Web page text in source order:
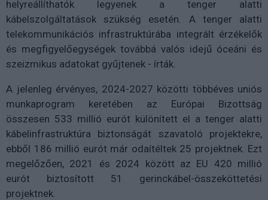
helyreállíthatók legyenek a tenger alatti
kábelszolgáltatások szükség esetén. A tenger alatti
telekommunikációs infrastruktúrába integrált érzékelők
és megfigyelőegységek továbbá valós idejű óceáni és
szeizmikus adatokat gyűjtenek - írták.
A jelenleg érvényes, 2024-2027 közötti többéves uniós
munkaprogram keretében az Európai Bizottság
összesen 533 millió eurót különített el a tenger alatti
kábelinfrastruktúra biztonságát szavatoló projektekre,
ebből 186 millió eurót már odaítéltek 25 projektnek. Ezt
megelőzően, 2021 és 2024 között az EU 420 millió
eurót biztosított 51 gerinckábel-összeköttetési
projektnek.